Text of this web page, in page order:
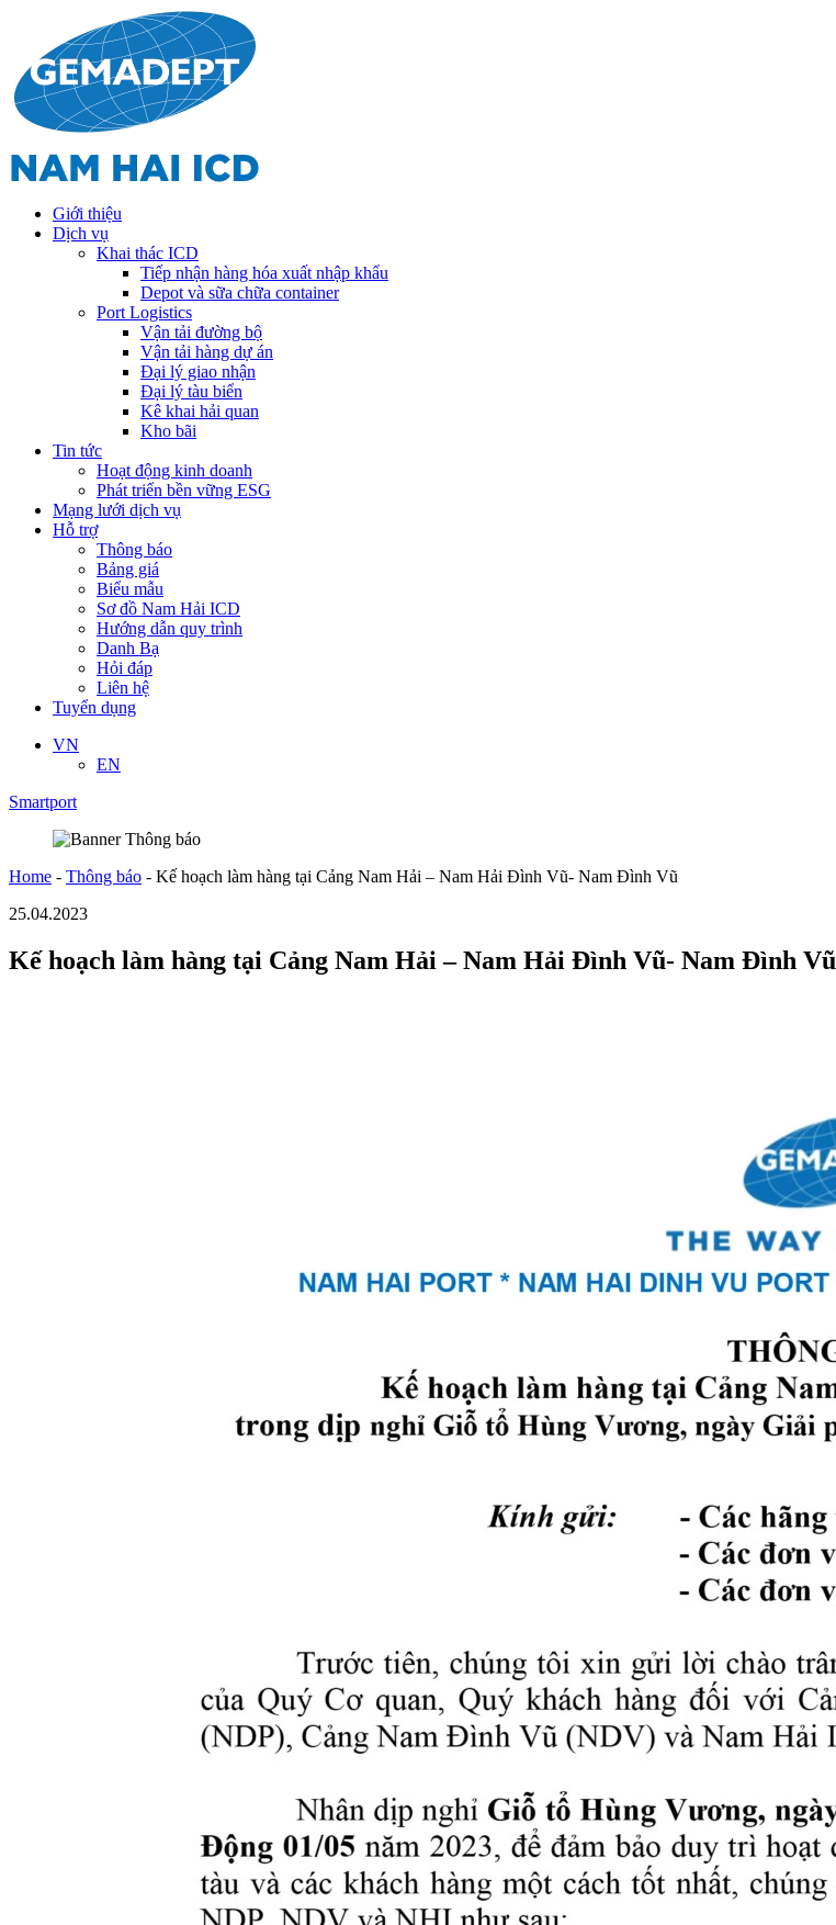
Giới thiệu
Dịch vụ
Khai thác ICD
Tiếp nhận hàng hóa xuất nhập khẩu
Depot và sữa chữa container
Port Logistics
Vận tải đường bộ
Vận tải hàng dự án
Đại lý giao nhận
Đại lý tàu biển
Kê khai hải quan
Kho bãi
Tin tức
Hoạt động kinh doanh
Phát triển bền vững ESG
Mạng lưới dịch vụ
Hỗ trợ
Thông báo
Bảng giá
Biểu mẫu
Sơ đồ Nam Hải ICD
Hướng dẫn quy trình
Danh Bạ
Hỏi đáp
Liên hệ
Tuyển dụng
VN
EN
Smartport
Home - Thông báo - Kế hoạch làm hàng tại Cảng Nam Hải – Nam Hải Đình Vũ- Nam Đình Vũ
25.04.2023
Kế hoạch làm hàng tại Cảng Nam Hải – Nam Hải Đình Vũ- Nam Đình Vũ